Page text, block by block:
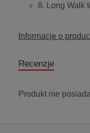
8. Long Walk
Informacje o
Recenzje
Produkt nie